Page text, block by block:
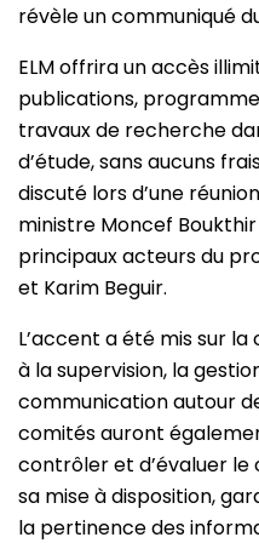
révèle un communiqué
ELM offrira un accès
publications,
travaux de recherche
d’étude, sans aucuns
discuté lors d’une
ministre Moncef
principaux acteurs du
et Karim Beguir.
L’accent a été mis sur
à la supervision, la
communication autour
comités auront
contrôler et d’évaluer
sa mise à disposition,
la pertinence des